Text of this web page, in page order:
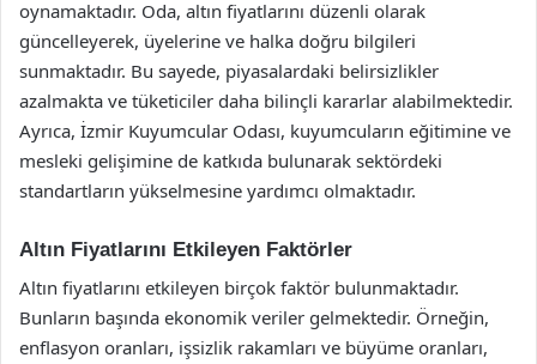
oynamaktadır. Oda, altın fiyatlarını düzenli olarak
güncelleyerek, üyelerine ve halka doğru bilgileri
sunmaktadır. Bu sayede, piyasalardaki belirsizlikler
azalmakta ve tüketiciler daha bilinçli kararlar alabilmektedir.
Ayrıca, İzmir Kuyumcular Odası, kuyumcuların eğitimine ve
mesleki gelişimine de katkıda bulunarak sektördeki
standartların yükselmesine yardımcı olmaktadır.
Altın Fiyatlarını Etkileyen Faktörler
Altın fiyatlarını etkileyen birçok faktör bulunmaktadır.
Bunların başında ekonomik veriler gelmektedir. Örneğin,
enflasyon oranları, işsizlik rakamları ve büyüme oranları,